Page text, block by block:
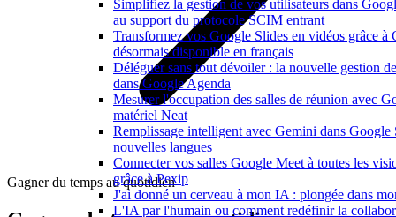
Simplifiez la gestion de vos utilisateurs dans
au support du protocole SCIM entrant
Transformez vos Google Slides en vidéos grâce à
désormais disponible en français
Déléguer sans tout dévoiler : la nouvelle gestion
dans Google Agenda
Mesurer l'occupation des salles de réunion avec
matériel Neat
Remplissage intelligent avec Gemini dans Google
nouvelles langues
Connecter vos salles Google Meet à toutes les
grâce à Pexip
J'ai donné un cerveau à mon IA : plongée dans
L'IA par l'humain ou comment redéfinir la
Gagner du temps au quotidien